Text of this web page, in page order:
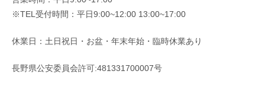
※TEL受付時間：平日9:00~12:00 13:00~17:00
休業日：土日祝日・お盆・年末年始・臨時休業あり
長野県公安委員会許可:481331700007号